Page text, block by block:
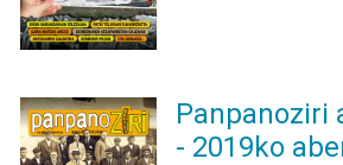
Panpanoziri
- 2019ko